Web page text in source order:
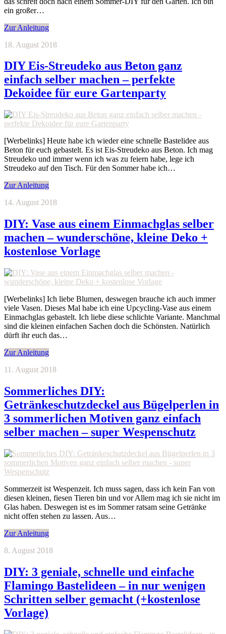
ein großer…
Zur Anleitung
18. August 2018
DIY Eis-Streudeko aus Beton ganz
einfach selber machen – perfekte
Dekoidee für eure Gartenparty
[Werbelinks] Heute habe ich wieder eine schnelle Bastelidee aus
Beton für euch gebastelt. Es ist Eis-Streudeko aus Beton. Ich mag
Streudeko und immer wenn ich was zu feiern habe, lege ich
Streudeko auf den Tisch. Für den Sommer habe ich…
Zur Anleitung
14. August 2018
DIY: Vase aus einem Einmachglas selber
machen – wunderschöne, kleine Deko +
kostenlose Vorlage
[Werbelinks] Ich liebe Blumen, deswegen brauche ich auch immer
viele Vasen. Dieses Mal habe ich eine Upcycling-Vase aus einem
Einmachglas gebastelt. Ich liebe diese schlichte Variante. Manchmal
sind die kleinen einfachen Sachen doch die Schönsten. Natürlich
dürft ihr euch das…
Zur Anleitung
11. August 2018
Sommerliches DIY:
Getränkeschutzdeckel aus Bügelperlen in
3 sommerlichen Motiven ganz einfach
selber machen – super Wespenschutz
Sommerzeit ist Wespenzeit. Ich muss sagen, dass ich kein Fan von
diesen kleinen, fiesen Tieren bin und vor Allem mag ich sie nicht im
Glas haben. Deswegen ist es im Sommer ratsam seine Getränke
nicht offen stehen zu lassen. Aus…
Zur Anleitung
8. August 2018
DIY: 3 geniale, schnelle und einfache
Flamingo Bastelideen – in nur wenigen
Schritten selber gemacht (+kostenlose
Vorlage)